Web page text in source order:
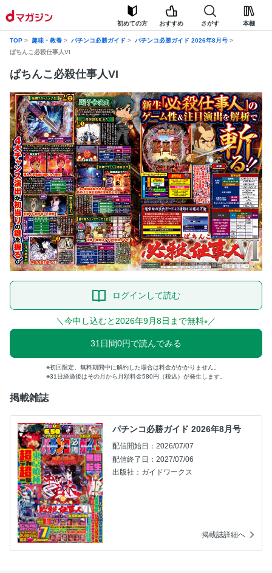
初めての方 おすすめ さがす 本棚
TOP 趣味・教養 パチンコ必勝ガイド
パチンコ必勝ガイド 2026年8月号
ぱちんこ必殺仕事人VI
ぱちんこ必殺仕事人VI
ログインして読む
＼今申し込むと2026年9月8日まで無料※ ／
31日間0円で読んでみる
初回限定。無料期間中に解約した場合は料金がかかりません。
31日経過後はその月から月額料金580円（税込）が発生します。
掲載雑誌
パチンコ必勝ガイド 2026年8月号
配信開始日：2026/07/07
配信終了日：2027/07/06
出版社：ガイドワークス
掲載誌詳細へ